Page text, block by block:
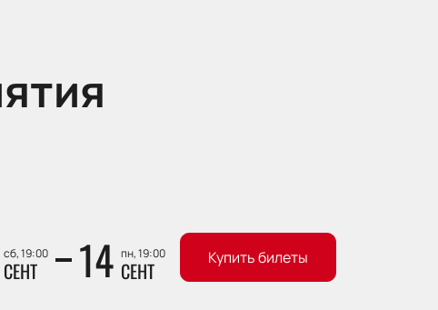
сб, 19:00
СЕНТ 14 пн, 19:00
СЕНТ Купить билеты